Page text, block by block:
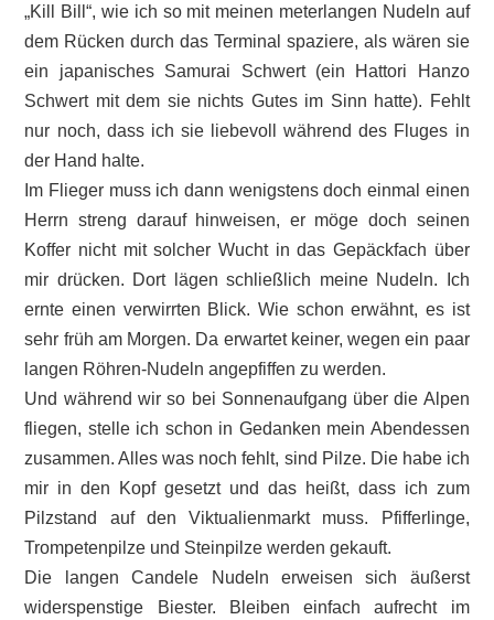
„Kill Bill“, wie ich so mit meinen meterlangen Nudeln auf
dem Rücken durch das Terminal spaziere, als wären sie
ein japanisches Samurai Schwert (ein Hattori Hanzo
Schwert mit dem sie nichts Gutes im Sinn hatte). Fehlt
nur noch, dass ich sie liebevoll während des Fluges in
der Hand halte.
Im Flieger muss ich dann wenigstens doch einmal einen
Herrn streng darauf hinweisen, er möge doch seinen
Koffer nicht mit solcher Wucht in das Gepäckfach über
mir drücken. Dort lägen schließlich meine Nudeln. Ich
ernte einen verwirrten Blick. Wie schon erwähnt, es ist
sehr früh am Morgen. Da erwartet keiner, wegen ein paar
langen Röhren-Nudeln angepfiffen zu werden.
Und während wir so bei Sonnenaufgang über die Alpen
fliegen, stelle ich schon in Gedanken mein Abendessen
zusammen. Alles was noch fehlt, sind Pilze. Die habe ich
mir in den Kopf gesetzt und das heißt, dass ich zum
Pilzstand auf den Viktualienmarkt muss. Pfifferlinge,
Trompetenpilze und Steinpilze werden gekauft.
Die langen Candele Nudeln erweisen sich äußerst
widerspenstige Biester. Bleiben einfach aufrecht im